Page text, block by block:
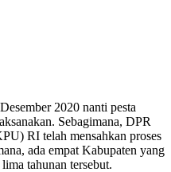
2020 nanti pesta
Sebagimana, DPR
RI telah mensahkan proses
ada empat Kabupaten yang
tahunan tersebut.